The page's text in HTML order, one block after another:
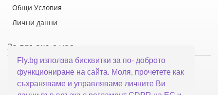
Fly.bg използва бисквитки за по- доброто
функциониране на сайта. Моля, прочетете как
съхраняваме и управляваме личните Ви
Общи Условия
Лични данни
За връзка с нас
Флай Систем ООД
гр. Варна, ул. Каймакчалан 10А